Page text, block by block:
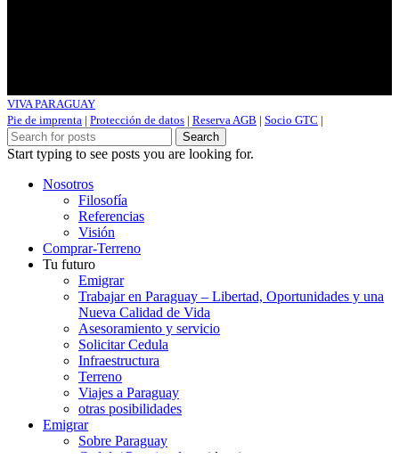
VIVA PARAGUAY
Pie de imprenta | Protección de datos | Reserva AGB | Socio GTC |
Search
Start typing to see posts you are looking for.
Nosotros
Filosofía
Referencias
Visión
Comprar-Terreno
Tu futuro
Emigrar
Trabajar en Paraguay – Libertad, Oportunidades y una
Nueva Calidad de Vida
Asesoramiento y servicio
Solicitar Cedula
Infraestructura
Terreno
Viajes a Paraguay
otras posibilidades
Emigrar
Sobre Paraguay
Cedula/ Permiso de residencia